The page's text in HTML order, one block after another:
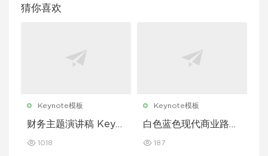
猜你喜欢
Keynote模板
财务主题演讲稿 Keyn
1018
Keynote模板
白色蓝色现代商业路演
板
187